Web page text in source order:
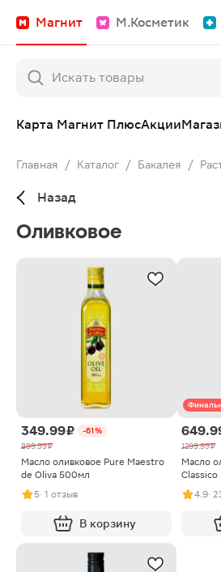
Магнит М.Косметик
Карта Магнит ПлюсАкции
Главная / Каталог / Бакалея /
Назад
Оливковое
349.99 ₽
-61%
899.99 ₽
Масло оливковое Pure Maestro
de Oliva 500мл
5· 1 отзыв
В корзину
1299.99 ₽
Масло
4.9·